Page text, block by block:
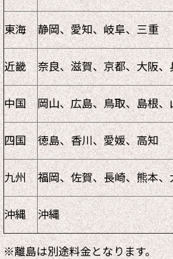
東海 静岡、愛知、岐阜、三重
近畿 奈良、滋賀、京都、大阪
中国 岡山、広島、鳥取、島根、
四国 徳島、香川、愛媛、高知
九州 福岡、佐賀、長崎、熊本
沖縄 沖縄
※離島は別途料金となります。